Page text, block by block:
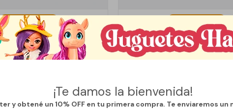
¡Te damos la bienvenida!
y obtené un 10% OFF en tu primera compra. Te enviaremos
LlegaMAÑANA
CHICO - BLANCO
$1.251 $ 1.390
PARLANTE RECTANGULAR
1.611